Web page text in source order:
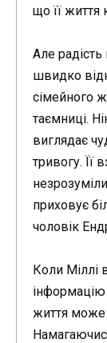
що її життя
Але
швидко
сімейного
таємниці.
виглядає
тривогу. Її
приховує
чоловік
Коли Міллі
інформацію
життя може